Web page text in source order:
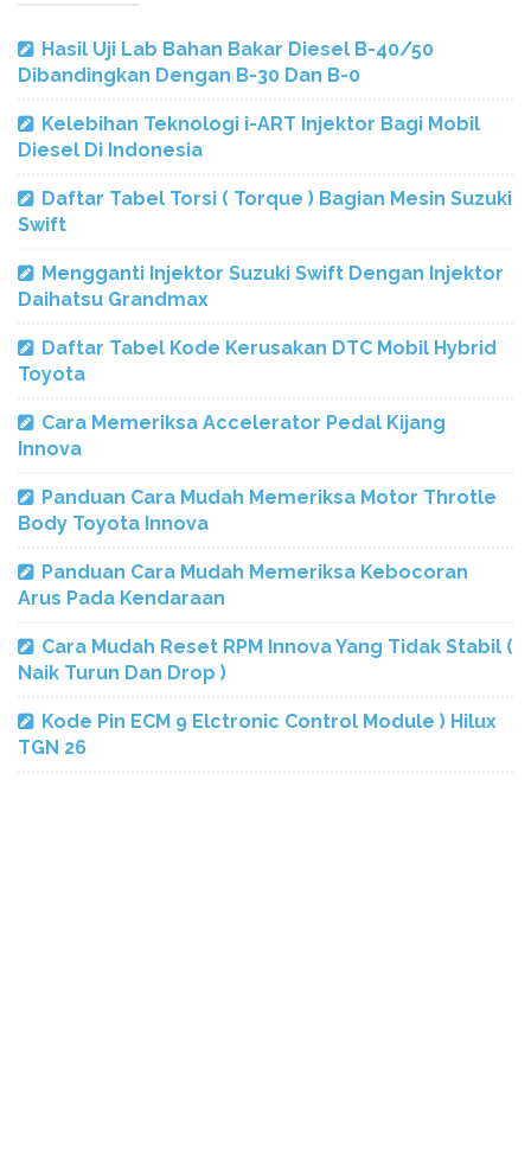
Hasil Uji Lab Bahan Bakar Diesel B-40/50
Dibandingkan Dengan B-30 Dan B-0
Kelebihan Teknologi i-ART Injektor Bagi Mobil
Diesel Di Indonesia
Daftar Tabel Torsi ( Torque ) Bagian Mesin Suzuki
Swift
Mengganti Injektor Suzuki Swift Dengan Injektor
Daihatsu Grandmax
Daftar Tabel Kode Kerusakan DTC Mobil Hybrid
Toyota
Cara Memeriksa Accelerator Pedal Kijang
Innova
Panduan Cara Mudah Memeriksa Motor Throtle
Body Toyota Innova
Panduan Cara Mudah Memeriksa Kebocoran
Arus Pada Kendaraan
Cara Mudah Reset RPM Innova Yang Tidak Stabil (
Naik Turun Dan Drop )
Kode Pin ECM 9 Elctronic Control Module ) Hilux
TGN 26